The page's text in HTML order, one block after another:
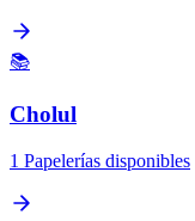
📚
Cholul
1 Papelerías disponibles